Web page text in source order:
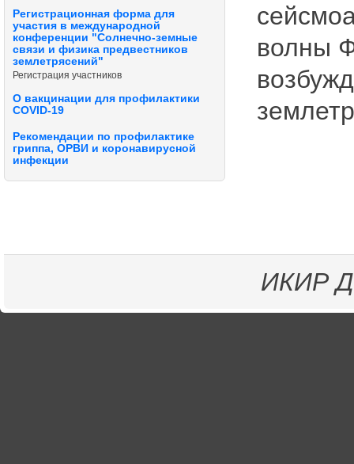
Регистрационная форма для
участия в международной
конференции "Солнечно-земные
связи и физика предвестников
землетрясений"
Регистрация участников
О вакцинации для профилактики
COVID-19
Рекомендации по профилактике
гриппа, ОРВИ и коронавирусной
инфекции
волны
ИКИР